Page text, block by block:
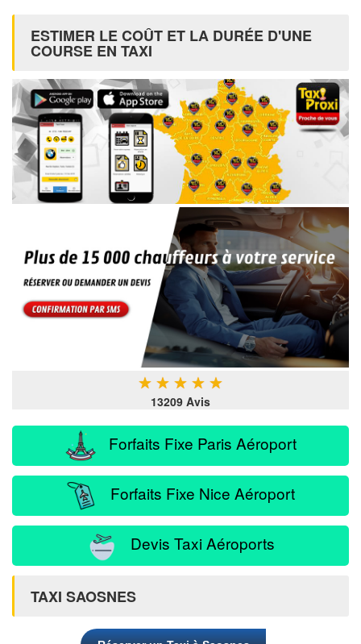
ESTIMER LE COÛT ET LA DURÉE D'UNE
COURSE EN TAXI
★ ★ ★ ★ ★
13209 Avis
Forfaits Fixe Paris Aéroport
Forfaits Fixe Nice Aéroport
Devis Taxi Aéroports
TAXI SAOSNES